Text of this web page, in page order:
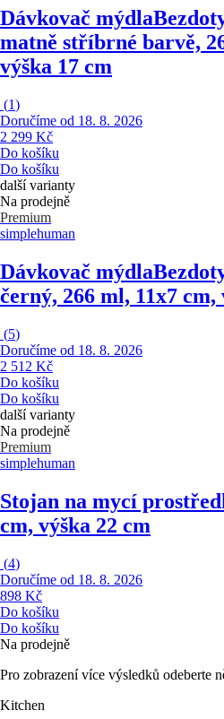
Dávkovač mýdla
matně stříbrné barvě,
výška 17 cm
(1)
Doručíme od 18. 8. 2026
2 299 Kč
Do košíku
Do košíku
další varianty
Na prodejně
Premium
simplehuman
Dávkovač mýdla
černý, 266 ml, 11x7 cm,
(5)
Doručíme od 18. 8. 2026
2 512 Kč
Do košíku
Do košíku
další varianty
Na prodejně
Premium
simplehuman
Stojan na mycí
cm, výška 22 cm
(4)
Doručíme od 18. 8. 2026
898 Kč
Do košíku
Do košíku
Na prodejně
Pro zobrazení více výsledků odeberte
Kitchen